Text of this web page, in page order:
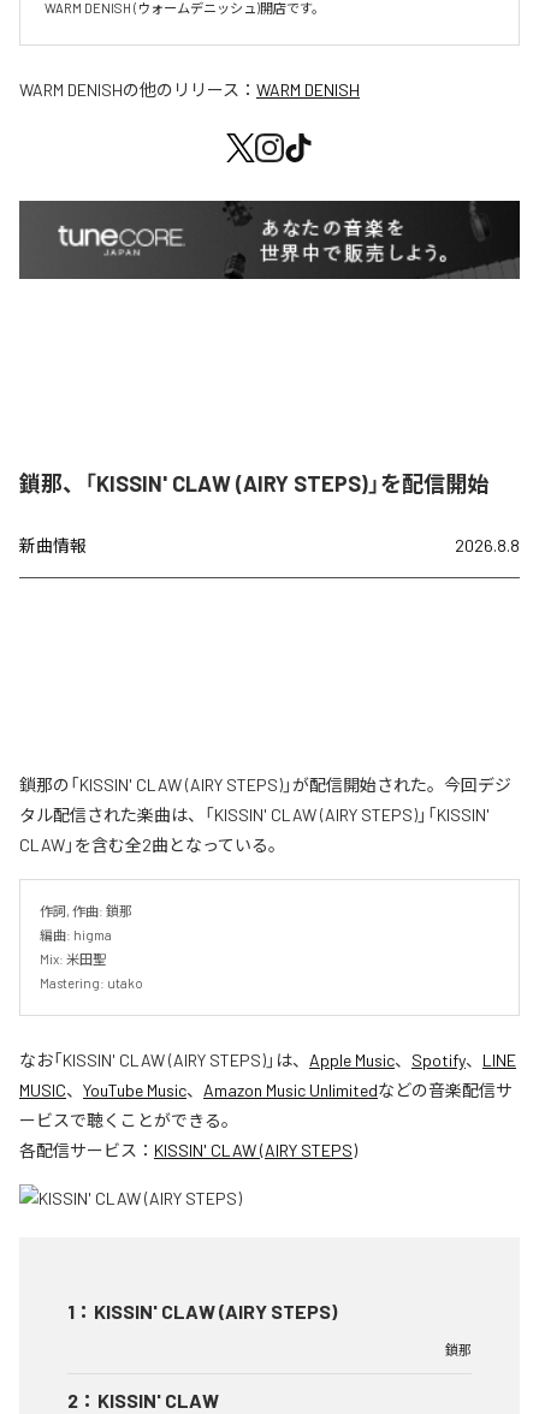
WARM DENISH (ウォームデニッシュ)開店です。
WARM DENISHの他のリリース： WARM DENISH
鎖那、「KISSIN' CLAW (AIRY STEPS)」を配信開始
新曲情報 2026.8.8
鎖那の「KISSIN' CLAW (AIRY STEPS)」が配信開始された。今回デジ
タル配信された楽曲は、「KISSIN' CLAW (AIRY STEPS)」「KISSIN'
CLAW」を含む全2曲となっている。
作詞, 作曲: 鎖那
編曲: higma
Mix: 米田聖
Mastering: utako
なお「KISSIN' CLAW (AIRY STEPS)」は、 Apple Music、 Spotify、 LINE
MUSIC、 YouTube Music、 Amazon Music Unlimitedなどの音楽配信サ
ービスで聴くことができる。
各配信サービス： KISSIN' CLAW (AIRY STEPS)
1 ： KISSIN' CLAW (AIRY STEPS)
鎖那
2 ： KISSIN' CLAW